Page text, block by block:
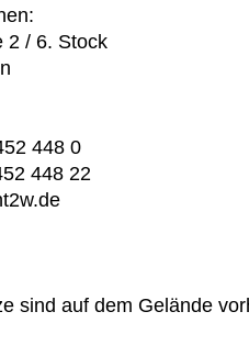
2 / 6. Stock
448 0
448 22
sind auf dem Gelände